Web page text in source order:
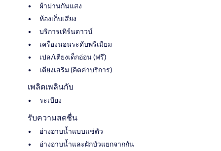
ผ้าม่านกันแสง
ห้องเก็บเสียง
บริการเทิร์นดาวน์
เครื่องนอนระดับพรีเมียม
เปล/เตียงเด็กอ่อน (ฟรี)
เตียงเสริม (คิดค่าบริการ)
เพลิดเพลินกับ
ระเบียง
รับความสดชื่น
อ่างอาบน้ำแบบแช่ตัว
อ่างอาบน้ำและฝักบัวแยกจากกัน